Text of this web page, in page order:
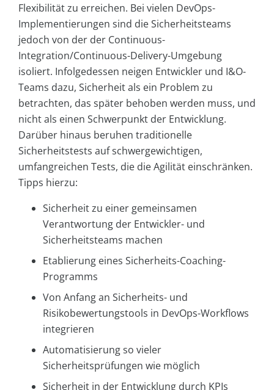
Flexibilität zu erreichen. Bei vielen DevOps-
Implementierungen sind die Sicherheitsteams
jedoch von der der Continuous-
Integration/Continuous-Delivery-Umgebung
isoliert. Infolgedessen neigen Entwickler und I&O-
Teams dazu, Sicherheit als ein Problem zu
betrachten, das später behoben werden muss, und
nicht als einen Schwerpunkt der Entwicklung.
Darüber hinaus beruhen traditionelle
Sicherheitstests auf schwergewichtigen,
umfangreichen Tests, die die Agilität einschränken.
Tipps hierzu:
Sicherheit zu einer gemeinsamen
Verantwortung der Entwickler- und
Sicherheitsteams machen
Etablierung eines Sicherheits-Coaching-
Programms
Von Anfang an Sicherheits- und
Risikobewertungstools in DevOps-Workflows
integrieren
Automatisierung so vieler
Sicherheitsprüfungen wie möglich
Sicherheit in der Entwicklung durch KPIs